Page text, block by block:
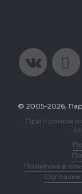
© 2005-2026,
При полном
Политика в